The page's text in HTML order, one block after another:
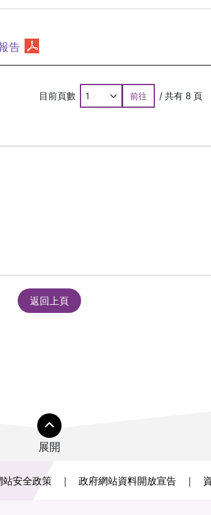
告
目前頁數 前往 / 共有 8 頁
返回上頁
展開
站安全政策 政府網站資料開放宣告